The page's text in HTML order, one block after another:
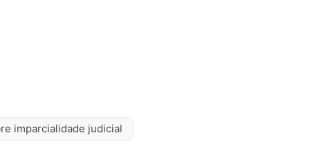
imparcialidade judicial